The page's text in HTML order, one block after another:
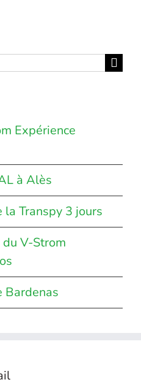
Expérience
à Alès
Transpy 3 jours
V-Strom
Bardenas